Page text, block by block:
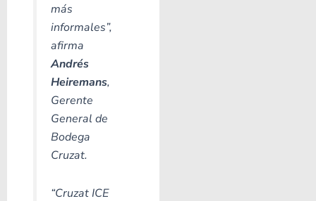
más
informales”,
afirma
Andrés
Heiremans,
Gerente
General de
Bodega
Cruzat.
“Cruzat ICE